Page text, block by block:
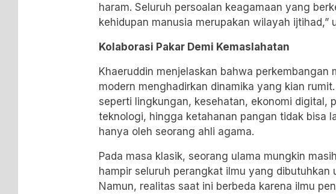
haram. Seluruh persoalan keagamaan yang
kehidupan manusia merupakan wilayah ijtihad,”
Kolaborasi Pakar Demi Kemaslahatan
Khaeruddin menjelaskan bahwa perkembangan
modern menghadirkan dinamika yang kian
seperti lingkungan, kesehatan, ekonomi digital,
teknologi, hingga ketahanan pangan tidak bisa
hanya oleh seorang ahli agama.
Pada masa klasik, seorang ulama mungkin
hampir seluruh perangkat ilmu yang dibutuhkan
Namun, realitas saat ini berbeda karena ilmu